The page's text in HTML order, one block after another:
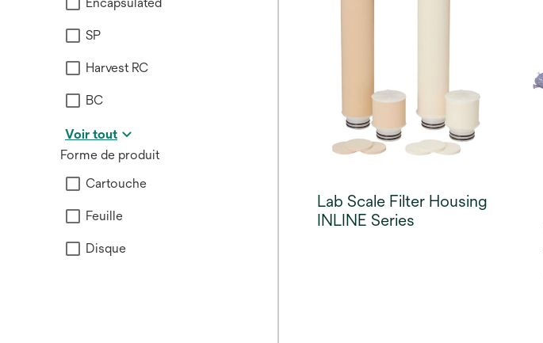
SP
Harvest RC
BC
Voir tout
Forme de produit
Cartouche
Feuille
Disque
Lab Scale Filter Housing
INLINE Series